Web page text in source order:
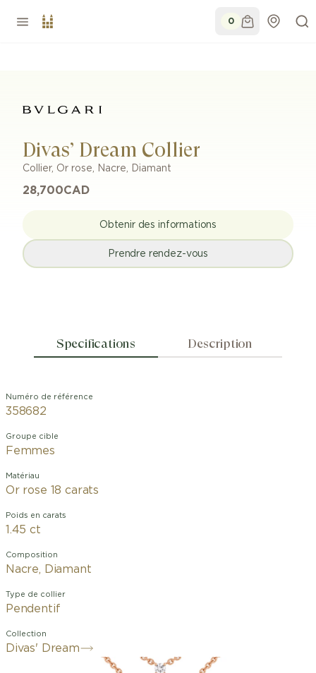
0
Divas’ Dream Collier
Collier, Or rose, Nacre, Diamant
28,700CAD
Obtenir des informations
Prendre rendez-vous
Specifications Description
Numéro de référence
358682
Groupe cible
Femmes
Matériau
Or rose 18 carats
Poids en carats
1.45 ct
Composition
Nacre, Diamant
Type de collier
Pendentif
Collection
Divas' Dream
Incarnation raffinée du glamour à